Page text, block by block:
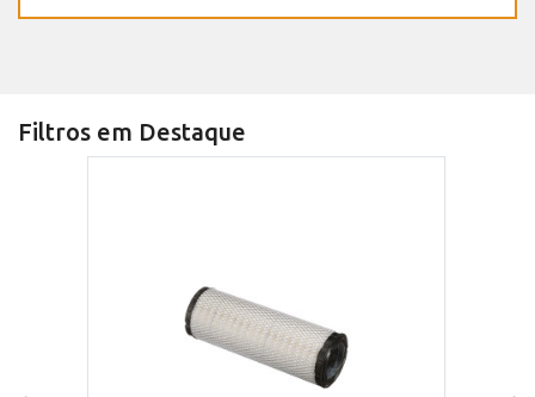
Filtros em Destaque